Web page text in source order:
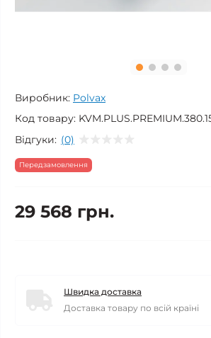
Виробник: Polvax
Код товару:
Відгуки: (0)
Передзамовлення
29 568 грн.
Швидка доставка
Доставка товару по всій країні